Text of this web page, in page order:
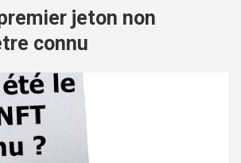
jeton non
connu